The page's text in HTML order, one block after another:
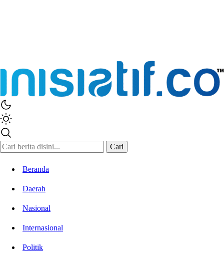
Inisiatif.co
Stay Connected Stay Informed
Cari
Beranda
Daerah
Nasional
Internasional
Politik